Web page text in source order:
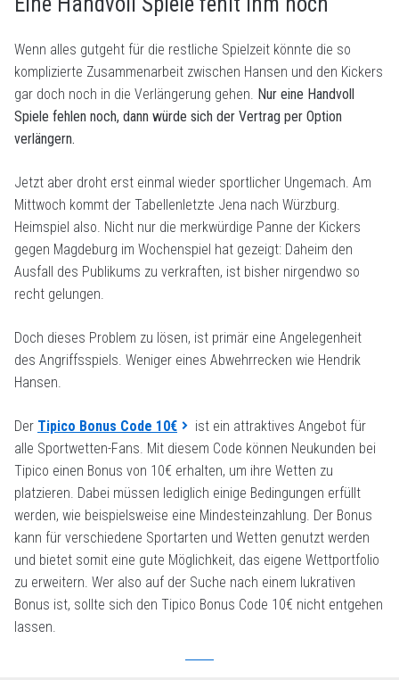
Wenn alles gutgeht für die restliche Spielzeit könnte die so
komplizierte Zusammenarbeit zwischen Hansen und den Kickers
gar doch noch in die Verlängerung gehen. Nur eine Handvoll
Spiele fehlen noch, dann würde sich der Vertrag per Option
verlängern.
Jetzt aber droht erst einmal wieder sportlicher Ungemach. Am
Mittwoch kommt der Tabellenletzte Jena nach Würzburg.
Heimspiel also. Nicht nur die merkwürdige Panne der Kickers
gegen Magdeburg im Wochenspiel hat gezeigt: Daheim den
Ausfall des Publikums zu verkraften, ist bisher nirgendwo so
recht gelungen.
Doch dieses Problem zu lösen, ist primär eine Angelegenheit
des Angriffsspiels. Weniger eines Abwehrrecken wie Hendrik
Hansen.
Der Tipico Bonus Code 10€
ist ein attraktives Angebot für
alle Sportwetten-Fans. Mit diesem Code können Neukunden bei
Tipico einen Bonus von 10€ erhalten, um ihre Wetten zu
platzieren. Dabei müssen lediglich einige Bedingungen erfüllt
werden, wie beispielsweise eine Mindesteinzahlung. Der Bonus
kann für verschiedene Sportarten und Wetten genutzt werden
und bietet somit eine gute Möglichkeit, das eigene Wettportfolio
zu erweitern. Wer also auf der Suche nach einem lukrativen
Bonus ist, sollte sich den Tipico Bonus Code 10€ nicht entgehen
lassen.